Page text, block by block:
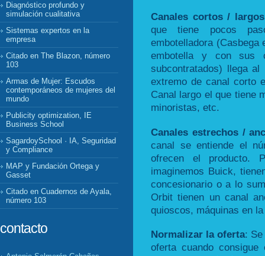
Diagnóstico profundo y
simulación cualitativa
Sistemas expertos en la
empresa
Citado en The Blazon, número
103
Armas de Mujer: Escudos
contemporáneos de mujeres del
mundo
Publicity optimization, IE
Business School
SagardoySchool · IA, Seguridad
y Compliance
MAP y Fundación Ortega y
Gasset
Citado en Cuadernos de Ayala,
número 103
contacto
Canales cortos /
que tiene pocos
embotelladora (Casbega
embotella y con sus
subcontratados) llega
extremo de canal corto
Canal largo el que tiene
minoristas, etc.
Canales estrechos /
canal se entiende el
ofrecen el producto.
imaginemos Buick,
concesionario o a lo
Orbit tienen un canal
quioscos, máquinas en
Normalizar la oferta:
oferta cuando